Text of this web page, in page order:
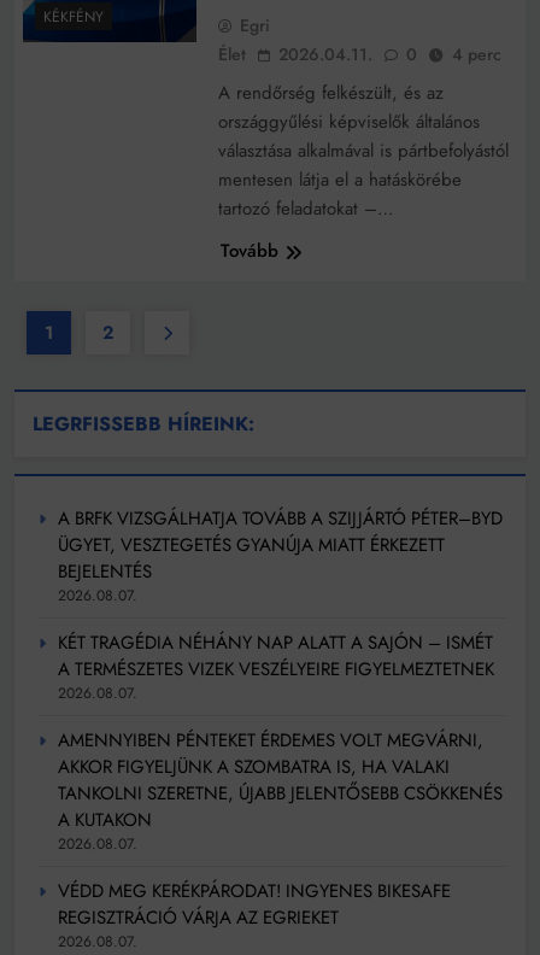
KÉKFÉNY
Egri
Élet
2026.04.11. 0 4 perc
A rendőrség felkészült, és az
országgyűlési képviselők általános
választása alkalmával is pártbefolyástól
mentesen látja el a hatáskörébe
tartozó feladatokat –…
Tovább
1 2
LEGRFISSEBB HÍREINK:
A BRFK VIZSGÁLHATJA TOVÁBB A SZIJJÁRTÓ PÉTER–BYD
ÜGYET, VESZTEGETÉS GYANÚJA MIATT ÉRKEZETT
BEJELENTÉS
2026.08.07.
KÉT TRAGÉDIA NÉHÁNY NAP ALATT A SAJÓN – ISMÉT
A TERMÉSZETES VIZEK VESZÉLYEIRE FIGYELMEZTETNEK
2026.08.07.
AMENNYIBEN PÉNTEKET ÉRDEMES VOLT MEGVÁRNI,
AKKOR FIGYELJÜNK A SZOMBATRA IS, HA VALAKI
TANKOLNI SZERETNE, ÚJABB JELENTŐSEBB CSÖKKENÉS
A KUTAKON
2026.08.07.
VÉDD MEG KERÉKPÁRODAT! INGYENES BIKESAFE
REGISZTRÁCIÓ VÁRJA AZ EGRIEKET
2026.08.07.